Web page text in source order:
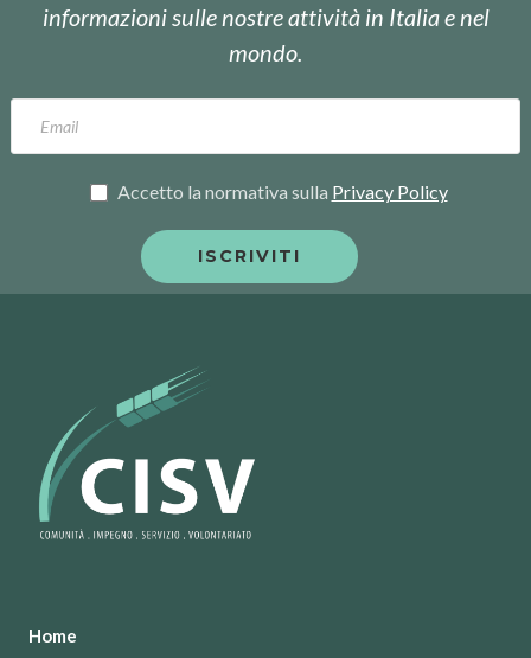
informazioni sulle nostre attività in Italia e nel
mondo.
Accetto la normativa sulla Privacy Policy
Home